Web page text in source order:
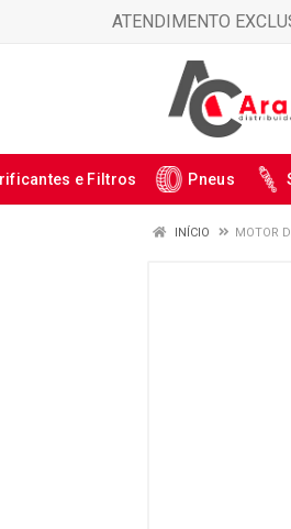
ATENDIMENTO
e Filtros Pneus
INÍCIO MOTOR